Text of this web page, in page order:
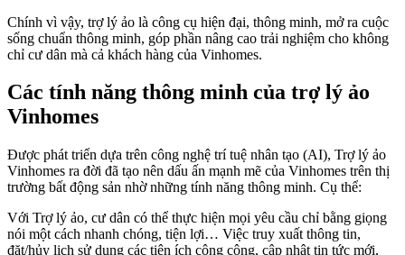
Chính vì vậy, trợ lý ảo là công cụ hiện đại, thông minh, mở ra cuộc
sống chuẩn thông minh, góp phần nâng cao trải nghiệm cho không
chỉ cư dân mà cả khách hàng của Vinhomes.
Các tính năng thông minh của trợ lý ảo
Vinhomes
Được phát triển dựa trên công nghệ trí tuệ nhân tạo (AI), Trợ lý ảo
Vinhomes ra đời đã tạo nên dấu ấn mạnh mẽ của Vinhomes trên thị
trường bất động sản nhờ những tính năng thông minh. Cụ thể:
Với Trợ lý ảo, cư dân có thể thực hiện mọi yêu cầu chỉ bằng giọng
nói một cách nhanh chóng, tiện lợi… Việc truy xuất thông tin,
đặt/hủy lịch sử dụng các tiện ích công cộng, cập nhật tin tức mới,